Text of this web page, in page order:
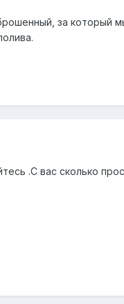
за который
.С вас сколько